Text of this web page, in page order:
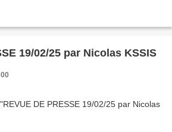
19/02/25 par Nicolas KSSIS